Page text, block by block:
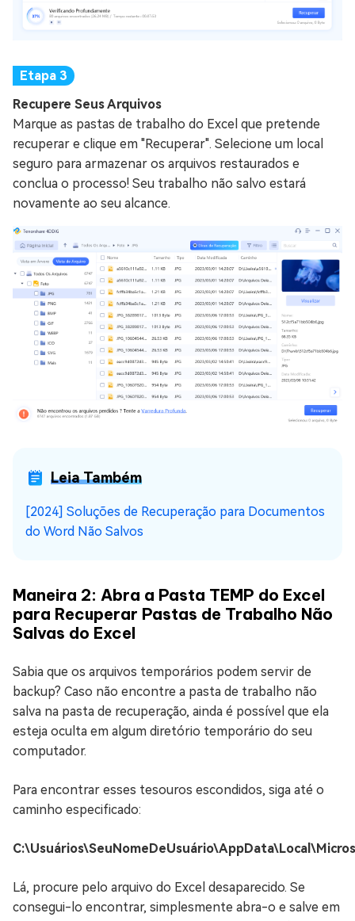
Recupere Seus Arquivos
Marque as pastas de trabalho do Excel que pretende
recuperar e clique em "Recuperar". Selecione um local
seguro para armazenar os arquivos restaurados e
conclua o processo! Seu trabalho não salvo estará
novamente ao seu alcance.
Leia Também
[2024] Soluções de Recuperação para Documentos
do Word Não Salvos
Maneira 2: Abra a Pasta TEMP do Excel
para Recuperar Pastas de Trabalho Não
Salvas do Excel
Sabia que os arquivos temporários podem servir de
backup? Caso não encontre a pasta de trabalho não
salva na pasta de recuperação, ainda é possível que ela
esteja oculta em algum diretório temporário do seu
computador.
Para encontrar esses tesouros escondidos, siga até o
caminho especificado:
Lá, procure pelo arquivo do Excel desaparecido. Se
consegui-lo encontrar, simplesmente abra-o e salve em